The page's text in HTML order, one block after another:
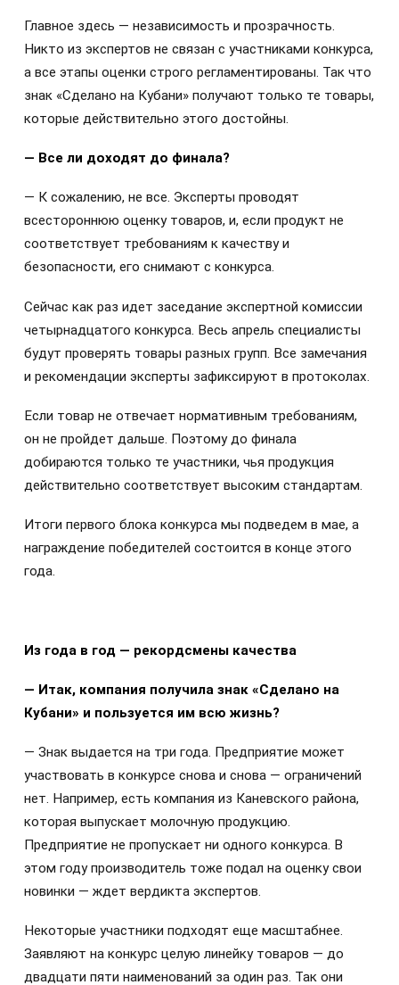
Главное здесь — независимость и прозрачность.
Никто из экспертов не связан с участниками конкурса,
а все этапы оценки строго регламентированы. Так что
знак «Сделано на Кубани» получают только те товары,
которые действительно этого достойны.
— Все ли доходят до финала?
— К сожалению, не все. Эксперты проводят
всестороннюю оценку товаров, и, если продукт не
соответствует требованиям к качеству и
безопасности, его снимают с конкурса.
Сейчас как раз идет заседание экспертной комиссии
четырнадцатого конкурса. Весь апрель специалисты
будут проверять товары разных групп. Все замечания
и рекомендации эксперты зафиксируют в протоколах.
Если товар не отвечает нормативным требованиям,
он не пройдет дальше. Поэтому до финала
добираются только те участники, чья продукция
действительно соответствует высоким стандартам.
Итоги первого блока конкурса мы подведем в мае, а
награждение победителей состоится в конце этого
года.
Из года в год — рекордсмены качества
— Итак, компания получила знак «Сделано на
Кубани» и пользуется им всю жизнь?
— Знак выдается на три года. Предприятие может
участвовать в конкурсе снова и снова — ограничений
нет. Например, есть компания из Каневского района,
которая выпускает молочную продукцию.
Предприятие не пропускает ни одного конкурса. В
этом году производитель тоже подал на оценку свои
новинки — ждет вердикта экспертов.
Некоторые участники подходят еще масштабнее.
Заявляют на конкурс целую линейку товаров — до
двадцати пяти наименований за один раз. Так они